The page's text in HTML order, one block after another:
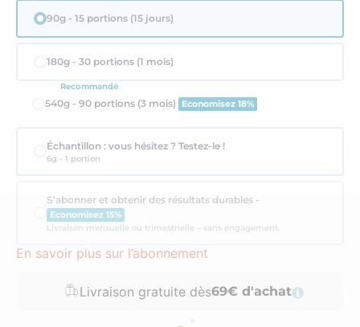
90g - 15 portions (15 jours)
Recommandé
540g - 90 portions (3 mois) Economisez 18%
180g - 30 portions (1 mois)
Échantillon : vous hésitez ? Testez-le !
6g - 1 portion
S’abonner et obtenir des résultats durables -
Economisez 15%
Livraison mensuelle ou trimestrielle – sans engagement.
En savoir plus sur l’abonnement
Livraison gratuite dès69€ d'achat